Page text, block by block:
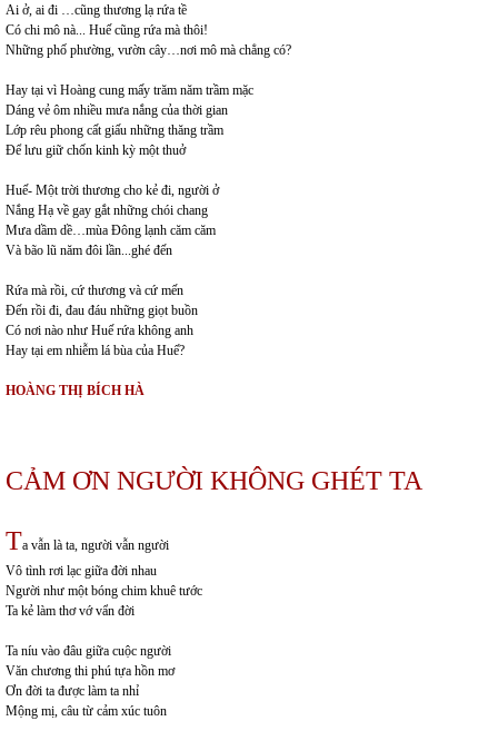
Ai ở, ai đi …cũng thương lạ rứa tề
Có chi mô nà... Huế cũng rứa mà thôi!
Những phố phường, vườn cây…nơi mô mà chẳng có?
Hay tại vì Hoàng cung mấy trăm năm trầm mặc
Dáng vẻ ôm nhiều mưa nắng của thời gian
Lớp rêu phong cất giấu những thăng trầm
Để lưu giữ chốn kinh kỳ một thuở
Huế- Một trời thương cho kẻ đi, người ở
Nắng Hạ về gay gắt những chói chang
Mưa dầm dề…mùa Đông lạnh căm căm
Và bão lũ năm đôi lần...ghé đến
Rứa mà rồi, cứ thương và cứ mến
Đến rồi đi, đau đáu những giọt buồn
Có nơi nào như Huế rứa không anh
Hay tại em nhiễm lá bùa của Huế?
HOÀNG THỊ BÍCH HÀ
CẢM ƠN NGƯỜI KHÔNG GHÉT TA
Ta vẫn là ta, người vẫn người
Vô tình rơi lạc giữa đời nhau
Người như một bóng chim khuê tước
Ta kẻ làm thơ vớ vẩn đời
Ta níu vào đâu giữa cuộc người
Văn chương thi phú tựa hồn mơ
Ơn đời ta được làm ta nhỉ
Mộng mị, câu từ cảm xúc tuôn